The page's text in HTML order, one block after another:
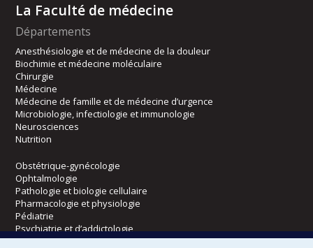
La Faculté de médecine
Départements
Anesthésiologie et de médecine de la douleur
Biochimie et médecine moléculaire
Chirurgie
Médecine
Médecine de famille et de médecine d’urgence
Microbiologie, infectiologie et immunologie
Neurosciences
Nutrition
Obstétrique-gynécologie
Ophtalmologie
Pathologie et biologie cellulaire
Pharmacologie et physiologie
Pédiatrie
Psychiatrie et d’addictologie
Radiologie, radio-oncologie et médecine nucléaire